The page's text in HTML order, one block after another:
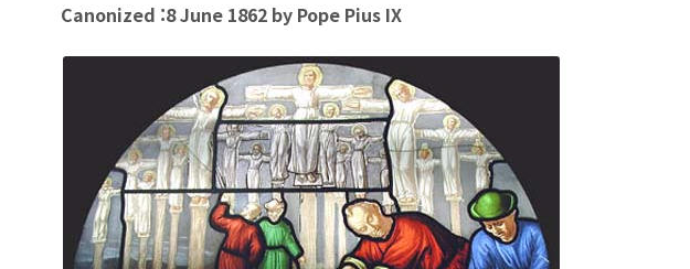
Canonized :8 June 1862 by Pope Pius IX